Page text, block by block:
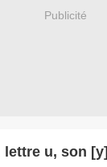
Publicité
u, son